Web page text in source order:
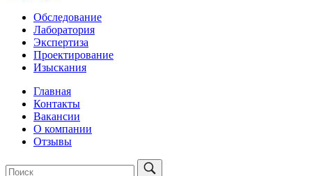
Обследование
Лаборатория
Экспертиза
Проектирование
Изыскания
Главная
Контакты
Вакансии
О компании
Отзывы